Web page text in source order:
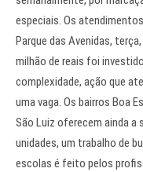
especiais. Os
Parque das Avenidas,
milhão de reais foi
complexidade, ação que
uma vaga. Os bairros Boa
São Luiz oferecem ainda a
unidades, um trabalho de
escolas é feito pelos